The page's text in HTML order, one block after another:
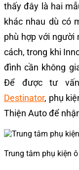
thấy đây là hai
khác nhau dù có
phù hợp với người
cách, trong khi
đình cần không
Để được tư
Destinator, phụ
Thiện Auto để
Trung tâm phụ kiện